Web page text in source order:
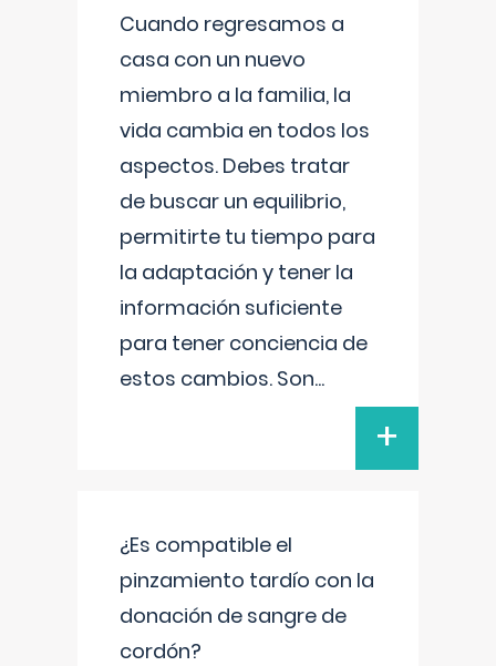
Cuando regresamos a
casa con un nuevo
miembro a la familia, la
vida cambia en todos los
aspectos. Debes tratar
de buscar un equilibrio,
permitirte tu tiempo para
la adaptación y tener la
información suficiente
para tener conciencia de
estos cambios. Son...
+
¿Es compatible el
pinzamiento tardío con la
donación de sangre de
cordón?